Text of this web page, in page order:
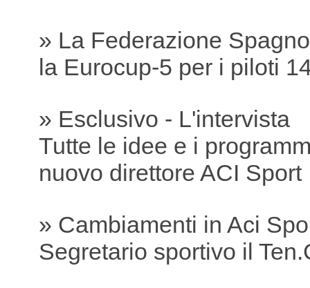
» La Federazione
la Eurocup-5 per i piloti
» Esclusivo - L'intervista
Tutte le idee e i
nuovo direttore ACI Sport
» Cambiamenti in Aci
Segretario sportivo il